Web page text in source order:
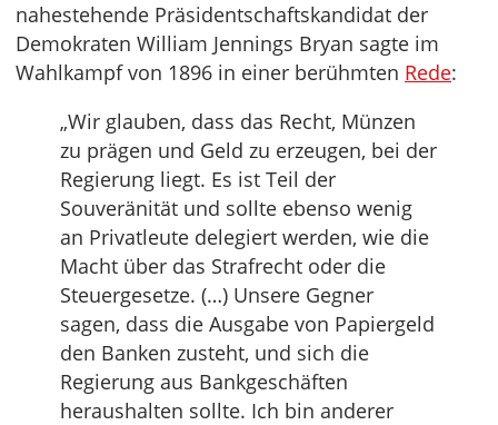
nahestehende Präsidentschaftskandidat der
Demokraten William Jennings Bryan sagte im
Wahlkampf von 1896 in einer berühmten Rede:
„Wir glauben, dass das Recht, Münzen
zu prägen und Geld zu erzeugen, bei der
Regierung liegt. Es ist Teil der
Souveränität und sollte ebenso wenig
an Privatleute delegiert werden, wie die
Macht über das Strafrecht oder die
Steuergesetze. (…) Unsere Gegner
sagen, dass die Ausgabe von Papiergeld
den Banken zusteht, und sich die
Regierung aus Bankgeschäften
heraushalten sollte. Ich bin anderer